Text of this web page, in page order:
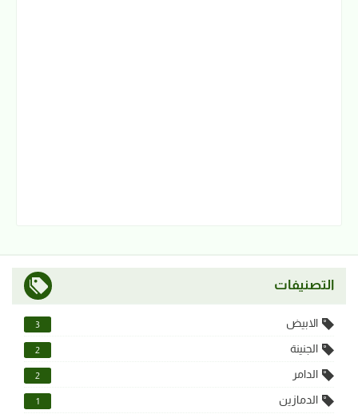
التصنيفات
الابيض 3
الجنينة 2
الدامر 2
الدمازين 1